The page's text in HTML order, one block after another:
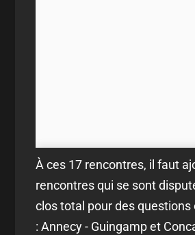
À ces 17 rencontres, il faut
rencontres qui se sont
clos total pour des questions
: Annecy - Guingamp et